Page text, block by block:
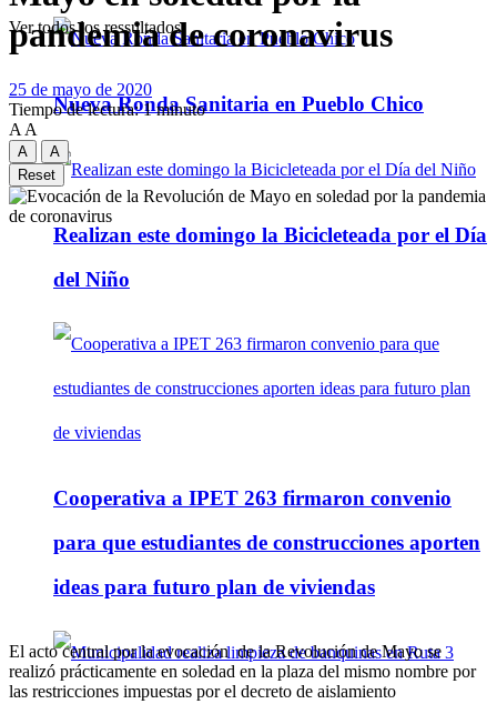
Nueva Ronda Sanitaria en Pueblo Chico
Realizan este domingo la Bicicleteada por el Día
del Niño
Cooperativa a IPET 263 firmaron convenio
para que estudiantes de construcciones aporten
ideas para futuro plan de viviendas
Ver todos los ressultados
pandemia de coronavirus
25 de mayo de 2020
Tiempo de lectura: 1 minuto
A A
A
A
Reset
El acto central por la evocación de la Revolución de Mayo se
realizó prácticamente en soledad en la plaza del mismo nombre por
las restricciones impuestas por el decreto de aislamiento